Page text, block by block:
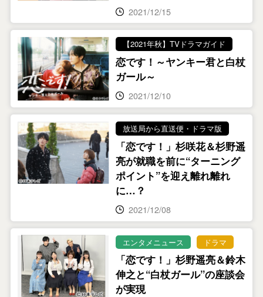
2021/12/15
【2021年秋】TVドラマガイド
恋です！～ヤンキー君と白杖
ガール～
2021/12/10
放送局から直送便・ドラマ版
「恋です！」杉咲花＆杉野遥
亮が就職を前に“ターニング
ポイント”を迎え離れ離れ
に…？
2021/12/08
エンタメニュース ドラマ
「恋です！」杉野遥亮＆鈴木
伸之と“白杖ガール”の座談会
が実現